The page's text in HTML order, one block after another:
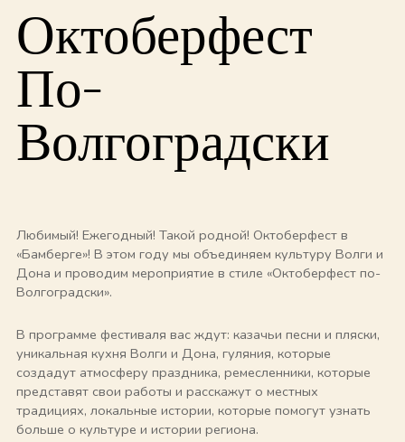
Октоберфест
По-
Волгоградски
Любимый! Ежегодный! Такой родной! Октоберфест в
«Бамберге»! В этом году мы объединяем культуру Волги и
Дона и проводим мероприятие в стиле «Октоберфест по-
Волгоградски».
В программе фестиваля вас ждут: казачьи песни и пляски,
уникальная кухня Волги и Дона, гуляния, которые
создадут атмосферу праздника, ремесленники, которые
представят свои работы и расскажут о местных
традициях, локальные истории, которые помогут узнать
больше о культуре и истории региона.